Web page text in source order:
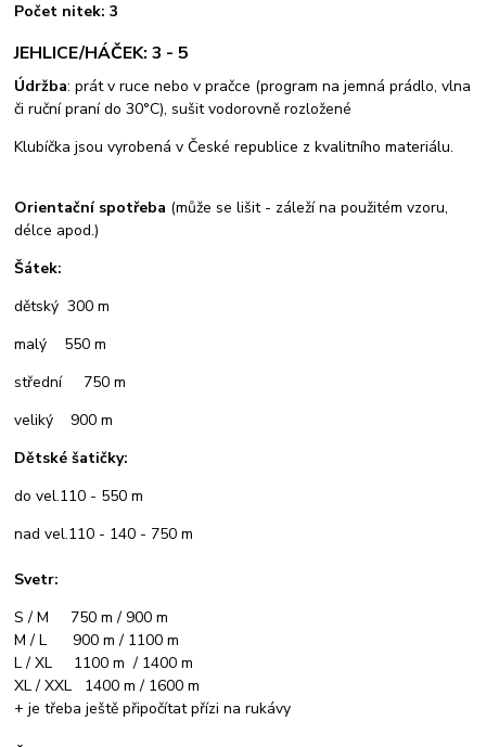
Počet nitek: 3
JEHLICE/HÁČEK: 3 - 5
Údržba: prát v ruce nebo v pračce (program na jemná prádlo, vlna
či ruční praní do 30°C), sušit vodorovně rozložené
Klubíčka jsou vyrobená v České republice z kvalitního materiálu.
Orientační spotřeba (může se lišit - záleží na použitém vzoru,
délce apod.)
Šátek:
dětský 300 m
malý 550 m
střední 750 m
veliký 900 m
Dětské šatičky:
do vel.110 - 550 m
nad vel.110 - 140 - 750 m
Svetr:
S / M 750 m / 900 m
M / L 900 m / 1100 m
L / XL 1100 m / 1400 m
XL / XXL 1400 m / 1600 m
+ je třeba ještě připočítat přízi na rukávy